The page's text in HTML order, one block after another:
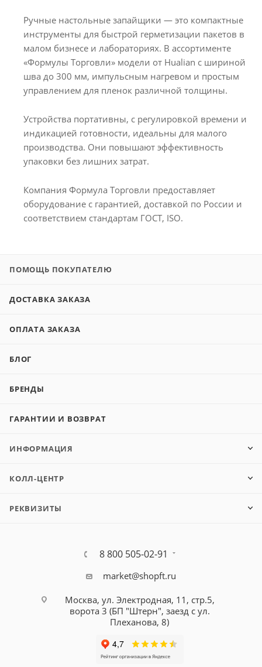
Ручные настольные запайщики — это компактные
инструменты для быстрой герметизации пакетов в
малом бизнесе и лабораториях. В ассортименте
«Формулы Торговли» модели от Hualian с шириной
шва до 300 мм, импульсным нагревом и простым
управлением для пленок различной толщины.
Устройства портативны, с регулировкой времени и
индикацией готовности, идеальны для малого
производства. Они повышают эффективность
упаковки без лишних затрат.
Компания Формула Торговли предоставляет
оборудование с гарантией, доставкой по России и
соответствием стандартам ГОСТ, ISO.
ПОМОЩЬ ПОКУПАТЕЛЮ
ДОСТАВКА ЗАКАЗА
ОПЛАТА ЗАКАЗА
БЛОГ
БРЕНДЫ
ГАРАНТИИ И ВОЗВРАТ
ИНФОРМАЦИЯ
КОЛЛ-ЦЕНТР
РЕКВИЗИТЫ
8 800 505-02-91
market@shopft.ru
Москва, ул. Электродная, 11, стр.5,
ворота 3 (БП "Штерн", заезд с ул.
Плеханова, 8)